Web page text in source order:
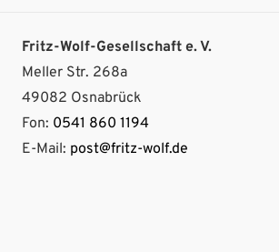
Fritz-Wolf-Gesellschaft e. V.
Meller Str. 268a
49082 Osnabrück
Fon: 0541 860 1194
E-Mail: post@fritz-wolf.de